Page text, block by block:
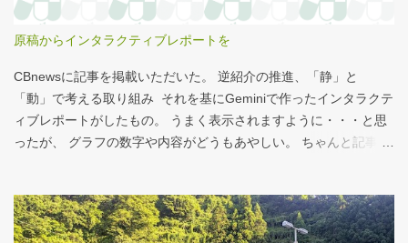
マクドナルドで考えてみる。（ちなみにマクドナルドは食事目的
とカロリーがほぼ同じもの（530kcal～580kcal）を次のマクドナ
ルド商品から２つ選んでください ハンバーガー ビッグマック ダブ
ルクォーターパウンダー・チーズ フィレオフィッシュ てりやきマ
ックバーガー マックフライポテト（S) マックフライポテト（M)
マックフライポテト（L) 正解は続きで。
原稿からインタラクティブレポートを
CBnewsに記事を掲載いただいた。 逆紹介の推進、「静」と
「動」で考える取り組み それを基にGeminiで作ったインタラクテ
ィブレポートがしたもの。 うまく表示されますように・・・と思
ったが、 グラフの数字や内容がどうもあやしい。 ちゃんと記事を
みの比較 患者の視点 解決策 なぜ「逆紹介」が重要なのか？ 医師
の働き方改革が進む中、大病院の外来負担軽減は喫緊の課題で